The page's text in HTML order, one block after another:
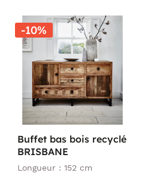
-10%
Buffet bas bois recyclé
BRISBANE
Longueur : 152 cm